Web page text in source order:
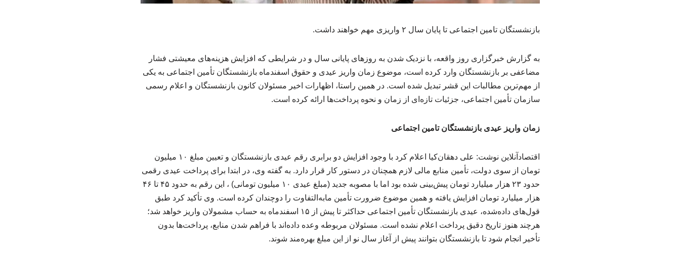
بازنشستگان تامین اجتماعی تا پایان سال ۲ واریزی مهم خواهند داشت.
به گزارش خبرگزاری روز واقعه، با نزدیک شدن به روزهای پایانی سال و در شرایطی که افزایش هزینه‌های معیشتی فشار
مضاعفی بر بازنشستگان وارد کرده است، موضوع زمان واریز عیدی و حقوق اسفندماه بازنشستگان تأمین اجتماعی به یکی
از مهم‌ترین مطالبات این قشر تبدیل شده است. در همین راستا، اظهارات اخیر مسئولان کانون بازنشستگان و اعلام رسمی
سازمان تأمین اجتماعی، جزئیات تازه‌ای از زمان و نحوه پرداخت‌ها ارائه کرده است.
زمان واریز عیدی بازنشستگان تامین اجتماعی
اقتصادآنلاین نوشت: علی دهقان‌کیا اعلام کرد با وجود افزایش دو برابری رقم عیدی بازنشستگان و تعیین مبلغ ۱۰ میلیون
تومان از سوی دولت، تأمین منابع مالی لازم همچنان در دستور کار قرار دارد. به گفته وی، در ابتدا برای پرداخت عیدی رقمی
حدود ۲۳ هزار میلیارد تومان پیش‌بینی شده بود اما با مصوبه جدید (مبلغ عیدی ۱۰ میلیون تومانی) ، این رقم به حدود ۴۵ تا ۴۶
هزار میلیارد تومان افزایش یافته و همین موضوع ضرورت تأمین مابه‌التفاوت را دوچندان کرده است. وی تأکید کرد طبق
قول‌های داده‌شده، عیدی بازنشستگان تأمین اجتماعی حداکثر تا پیش از ۱۵ اسفندماه به حساب مشمولان واریز خواهد شد؛
هرچند هنوز تاریخ دقیق پرداخت اعلام نشده است. مسئولان مربوطه وعده داده‌اند با فراهم شدن منابع، پرداخت‌ها بدون
تأخیر انجام شود تا بازنشستگان بتوانند پیش از آغاز سال نو از این مبلغ بهره‌مند شوند.